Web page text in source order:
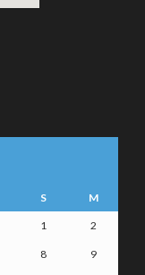
S M
1 2
8 9